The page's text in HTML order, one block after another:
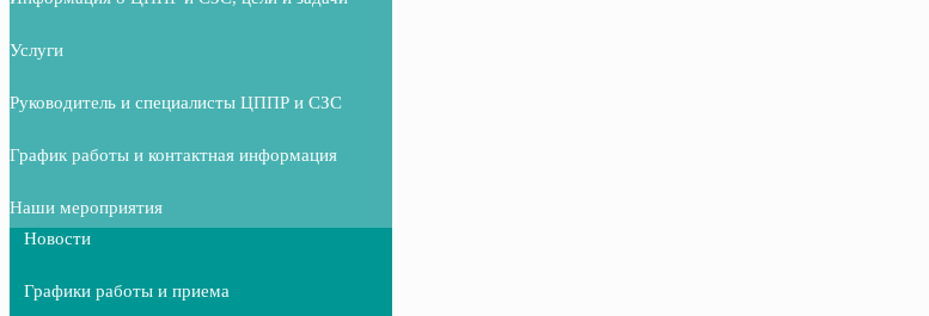
Услуги
Руководитель и специалисты ЦППР и СЗС
График работы и контактная информация
Наши мероприятия
Новости
Графики работы и приема